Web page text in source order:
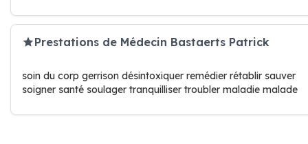
Prestations de Médecin Bastaerts Patrick
soin du corp gerrison désintoxiquer remédier rétablir sauver
soigner santé soulager tranquilliser troubler maladie malade